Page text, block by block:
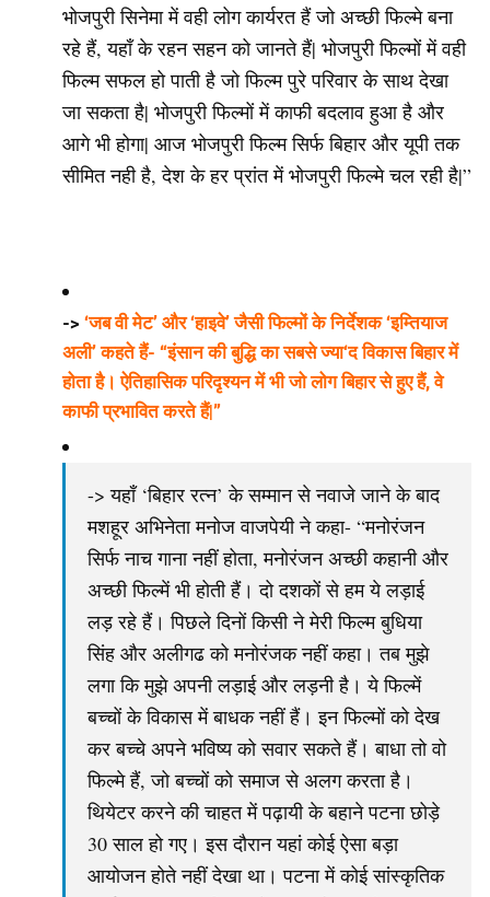
भोजपुरी सिनेमा में वही लोग कार्यरत हैं जो अच्छी फिल्मे बना
रहे हैं, यहाँ के रहन सहन को जानते हैं| भोजपुरी फिल्मों में वही
फिल्म सफल हो पाती है जो फिल्म पुरे परिवार के साथ देखा
जा सकता है| भोजपुरी फिल्मों में काफी बदलाव हुआ है और
आगे भी होगा| आज भोजपुरी फिल्म सिर्फ बिहार और यूपी तक
सीमित नही है, देश के हर प्रांत में भोजपुरी फिल्मे चल रही है|”
-> ‘जब वी मेट’ और ‘हाइवे’ जैसी फिल्मों के निर्देशक ‘इम्तियाज
अली’ कहते हैं- “इंसान की बुद्धि का सबसे ज्या‘द विकास बिहार में
होता है। ऐतिहासिक परिदृश्यन में भी जो लोग बिहार से हुए हैं, वे
काफी प्रभावित करते हैं|”
-> यहाँ ‘बिहार रत्न’ के सम्मान से नवाजे जाने के बाद
मशहूर अभिनेता मनोज वाजपेयी ने कहा- “मनोरंजन
सिर्फ नाच गाना नहीं होता, मनोरंजन अच्छी कहानी और
अच्छी फिल्में भी होती हैं। दो दशकों से हम ये लड़ाई
लड़ रहे हैं। पिछले दिनों किसी ने मेरी फिल्म बुधिया
सिंह और अलीगढ को मनोरंजक नहीं कहा। तब मुझे
लगा कि मुझे अपनी लड़ाई और लड़नी है। ये फिल्में
बच्चों के विकास में बाधक नहीं हैं। इन फिल्मों को देख
कर बच्चे अपने भविष्य को सवार सकते हैं। बाधा तो वो
फिल्मे हैं, जो बच्चों को समाज से अलग करता है।
थियेटर करने की चाहत में पढ़ायी के बहाने पटना छोड़े
30 साल हो गए। इस दौरान यहां कोई ऐसा बड़ा
आयोजन होते नहीं देखा था। पटना में कोई सांस्कृतिक